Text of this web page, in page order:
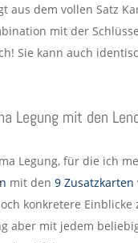
aus dem vollen Satz
mit der
Sie kann auch
Legung mit den
Legung, für die ich
mit den 9 Zusatzkarten
konkretere Einblicke
aber mit jedem